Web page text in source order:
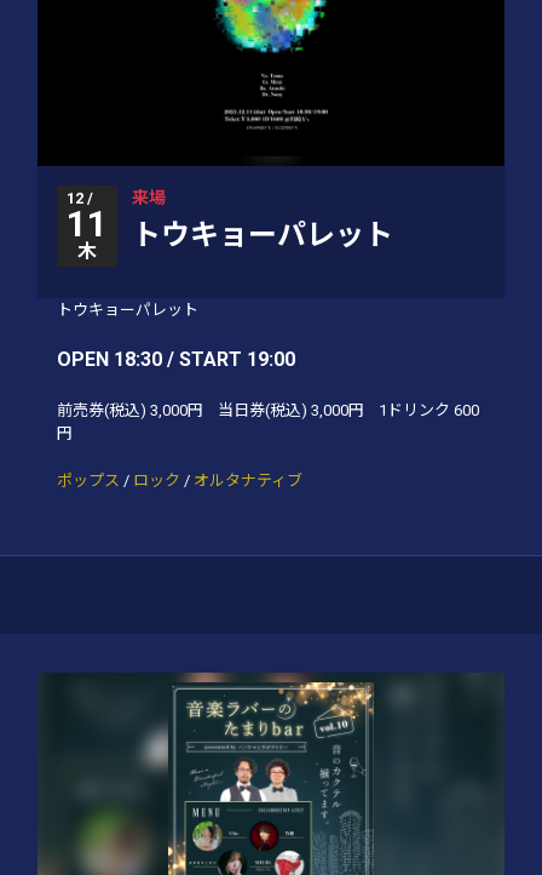
12 /
11
木
来場
トウキョーパレット
トウキョーパレット
OPEN 18:30 / START 19:00
前売券(税込) 3,000円 当日券(税込) 3,000円 1ドリンク 600
円
ポップス / ロック / オルタナティブ